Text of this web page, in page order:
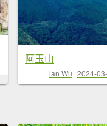
阿玉山
lan Wu 2024-